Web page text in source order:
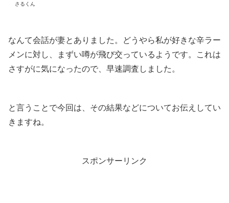
さるくん
なんて会話が妻とありました。どうやら私が好きな辛ラー
メンに対し、まずい噂が飛び交っているようです。これは
さすがに気になったので、早速調査しました。
と言うことで今回は、その結果などについてお伝えしてい
きますね。
スポンサーリンク